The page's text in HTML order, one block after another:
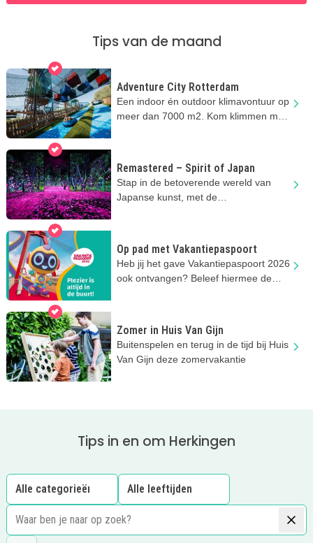
Tips van de maand
Adventure City Rotterdam
Een indoor én outdoor klimavontuur op
meer dan 7000 m2. Kom klimmen met
Remastered – Spirit of Japan
Stap in de betoverende wereld van
Japanse kunst, met de
Op pad met Vakantiepaspoort
Heb jij het gave Vakantiepaspoort 2026
ook ontvangen? Beleef hiermee de
Zomer in Huis Van Gijn
Buitenspelen en terug in de tijd bij Huis
Van Gijn deze zomervakantie
Tips in en om Herkingen